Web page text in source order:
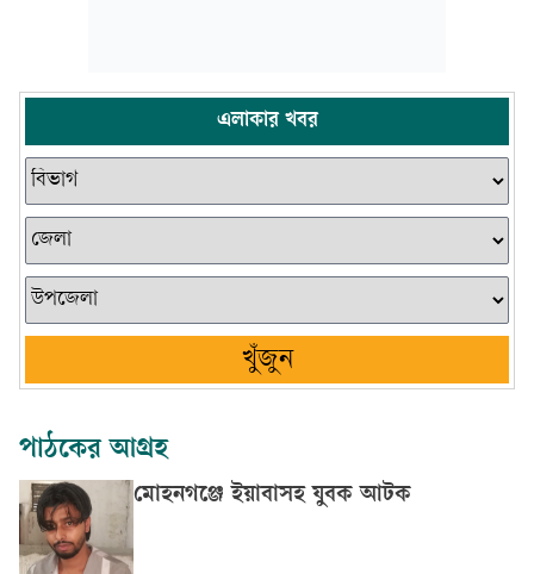
এলাকার খবর
খুঁজুন
পাঠকের আগ্রহ
মোহনগঞ্জে ইয়াবাসহ যুবক আটক